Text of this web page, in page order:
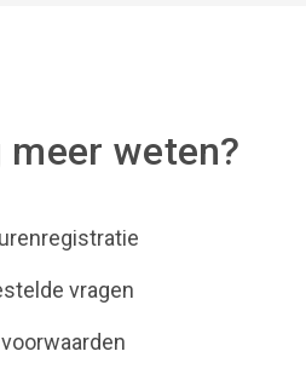
meer weten?
vragen